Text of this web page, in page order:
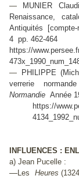
—
MUNIER
Renaissance,
Antiquités [compte-
4 pp. 462-464
https://
—
PHILIPPE
verrerie
Normandie Année
https://
INFLUENCES :
a) Jean Pucelle :
—Les Heures